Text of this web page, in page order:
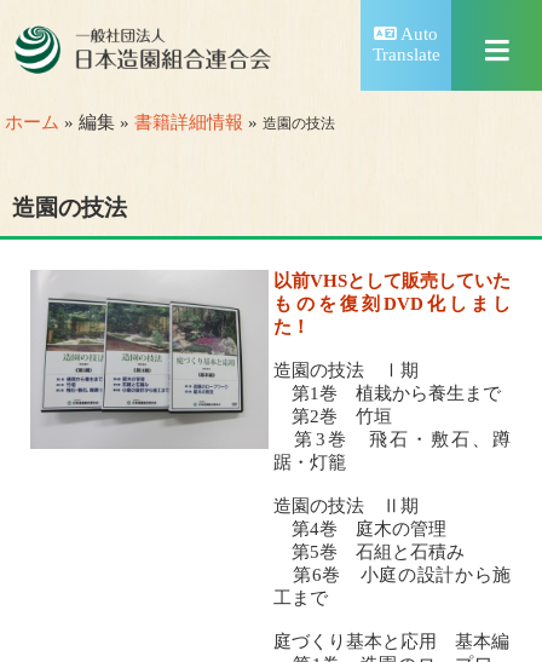
Auto
Translate
ホーム » 編集 »書籍詳細情報 »造園の技法
造園の技法
以前VHSとして販売していた
ものを復刻DVD化しまし
た！
造園の技法 Ⅰ期
第1巻 植栽から養生まで
第2巻 竹垣
第3巻 飛石・敷石、蹲
踞・灯籠
造園の技法 Ⅱ期
第4巻 庭木の管理
第5巻 石組と石積み
第6巻 小庭の設計から施
工まで
庭づくり基本と応用 基本編